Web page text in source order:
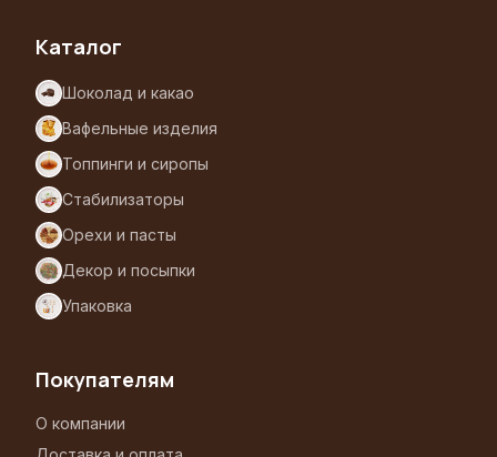
Каталог
Шоколад и какао
Вафельные изделия
Топпинги и сиропы
Стабилизаторы
Орехи и пасты
Декор и посыпки
Упаковка
Покупателям
О компании